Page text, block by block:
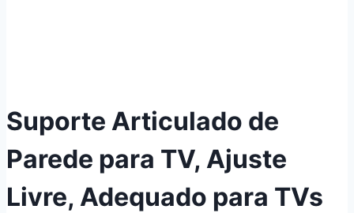
Suporte Articulado de
Parede para TV, Ajuste
Livre, Adequado para TVs